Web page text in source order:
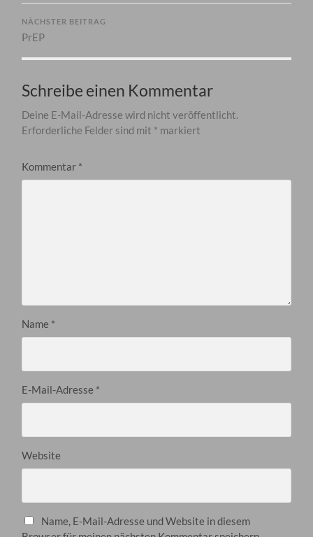
NÄCHSTER BEITRAG
PrEP
Schreibe einen Kommentar
Deine E-Mail-Adresse wird nicht veröffentlicht.
Erforderliche Felder sind mit * markiert
Kommentar *
Name *
E-Mail-Adresse *
Website
Name, E-Mail-Adresse und Website in diesem